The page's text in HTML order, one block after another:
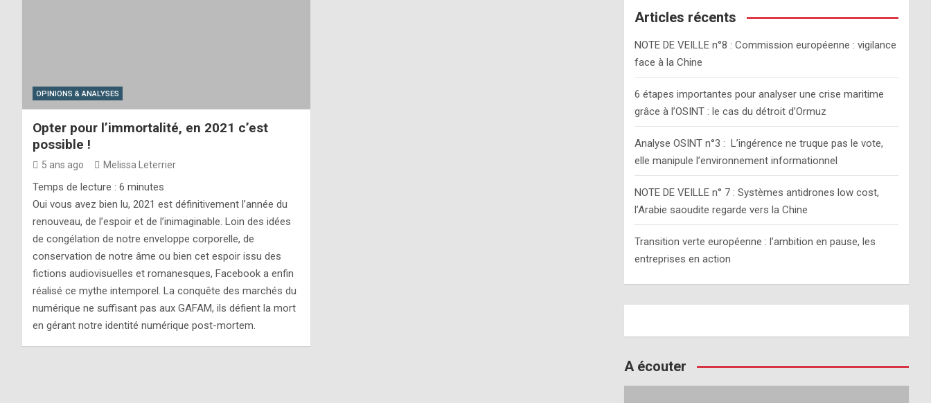
OPINIONS & ANALYSES
Opter pour l’immortalité, en 2021 c’est
possible !
5 ans ago Melissa Leterrier
Temps de lecture : 6 minutes
Oui vous avez bien lu, 2021 est définitivement l’année du
renouveau, de l’espoir et de l’inimaginable. Loin des idées
de congélation de notre enveloppe corporelle, de
conservation de notre âme ou bien cet espoir issu des
fictions audiovisuelles et romanesques, Facebook a enfin
réalisé ce mythe intemporel. La conquête des marchés du
numérique ne suffisant pas aux GAFAM, ils défient la mort
en gérant notre identité numérique post-mortem.
c
Articles récents
NOTE DE VEILLE n°8 : Commission européenne : vigilance
face à la Chine
6 étapes importantes pour analyser une crise maritime
grâce à l’OSINT : le cas du détroit d’Ormuz
Analyse OSINT n°3 : L’ingérence ne truque pas le vote,
elle manipule l’environnement informationnel
NOTE DE VEILLE n° 7 : Systèmes antidrones low cost,
l’Arabie saoudite regarde vers la Chine
Transition verte européenne : l’ambition en pause, les
entreprises en action
A écouter